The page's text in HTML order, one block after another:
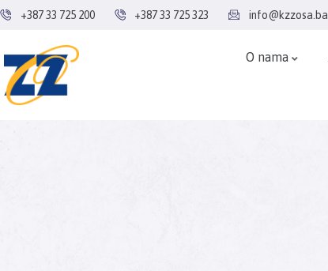
+387 33 725 200 +387 33 725 323 info@kzzosa.ba
O nama